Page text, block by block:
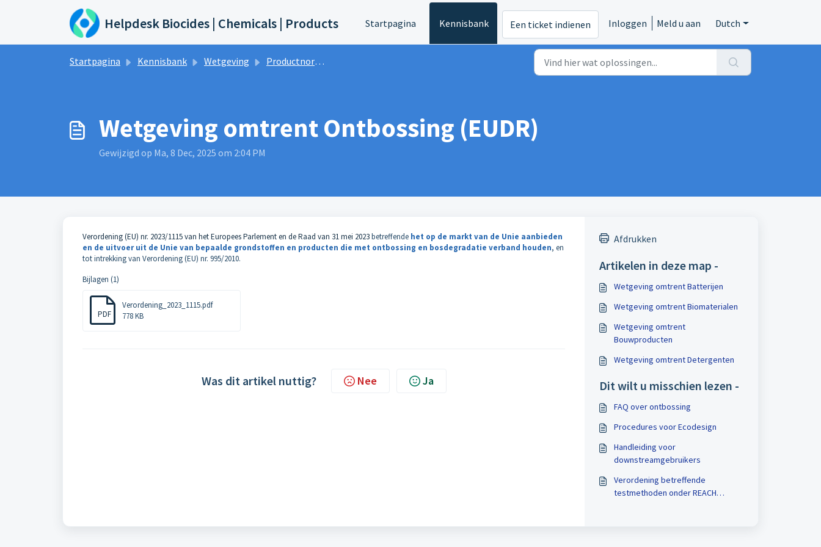
Doorgaan naar hoofdinhoud
Helpdesk Biocides | Chemicals | Products Startpagina Kennisbank Een ticket indienen Inloggen Meld u aan Dutch
Startpagina Kennisbank Wetgeving Productnormen
Wetgeving omtrent Ontbossing (EUDR)
Gewijzigd op Ma, 8 Dec, 2025 om 2:04 PM
Verordening (EU) nr. 2023/1115 van het Europees Parlement en de Raad van 31 mei 2023betreffende het op de markt van de Unie aanbieden
en de uitvoer uit de Unie van bepaalde grondstoffen en producten die met ontbossing en bosdegradatie verband houden, en
tot intrekking van Verordening (EU) nr. 995/2010.
Bijlagen (1)
PDF
Verordening_2023_1115.pdf
778 KB
Was dit artikel nuttig? Nee Ja
Afdrukken
Artikelen in deze map -
Wetgeving omtrent Batterijen
Wetgeving omtrent Biomaterialen
Wetgeving omtrent
Bouwproducten
Wetgeving omtrent Detergenten
Dit wilt u misschien lezen -
FAQ over ontbossing
Procedures voor Ecodesign
Handleiding voor
downstreamgebruikers
Verordening betreffende
testmethoden onder REACH